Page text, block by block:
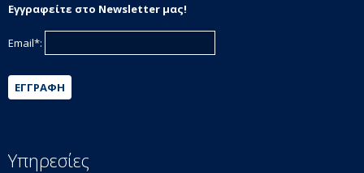
Εγγραφείτε στο Newsletter μας!
Email*:
ΕΓΓΡΑΦΉ
Υπηρεσίες